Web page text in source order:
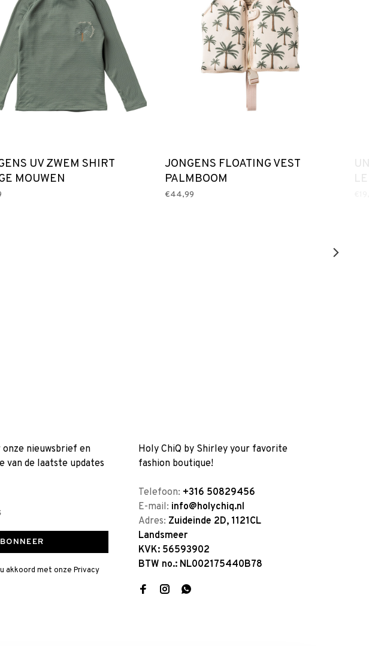
UV ZWEM SHIRT
MOUWEN
JONGENS FLOATING VEST
PALMBOOM
€44,99
nieuwsbrief en
van de laatste updates
akkoord met onze Privacy
Holy ChiQ by Shirley your favorite
fashion boutique!
Telefoon: +316 50829456
E-mail: info@holychiq.nl
Adres: Zuideinde 2D, 1121CL
Landsmeer
KVK: 56593902
BTW no.: NL002175440B78